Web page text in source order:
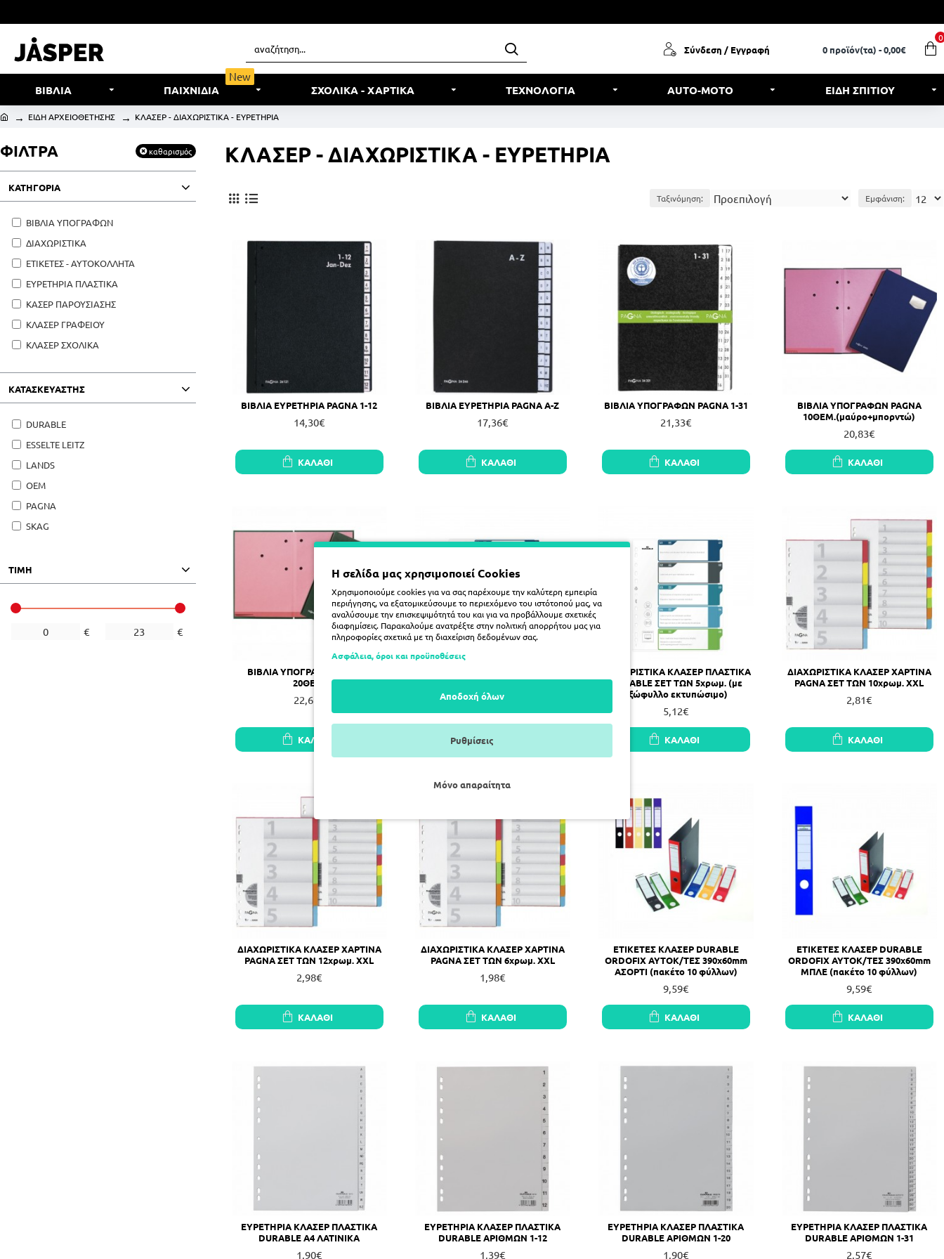
Σύνδεση / Εγγραφή 0 προϊόν(τα) - 0,00€
0
ΒΙΒΛΙΑ ΠΑΙΧΝΙΔΙΑ
New
ΣΧΟΛΙΚΑ - ΧΑΡΤΙΚΑ ΤΕΧΝΟΛΟΓΙΑ AUTO-MOTO ΕΙΔΗ ΣΠΙΤΙΟΥ
ΕΙΔΗ ΑΡΧΕΙΟΘΕΤΗΣΗΣ ΚΛΑΣΕΡ - ΔΙΑΧΩΡΙΣΤΙΚΑ - ΕΥΡΕΤΗΡΙΑ
ΦΙΛΤΡΑ καθαρισμός
ΤΙΜΗ
€ €
ΚΑΤΗΓΟΡΙΑ
ΒΙΒΛΙΑ ΥΠΟΓΡΑΦΩΝ
ΔΙΑΧΩΡΙΣΤΙΚΑ
ΕΤΙΚΕΤΕΣ - ΑΥΤΟΚΟΛΛΗΤΑ
ΕΥΡΕΤΗΡΙΑ ΠΛΑΣΤΙΚΑ
ΚΑΣΕΡ ΠΑΡΟΥΣΙΑΣΗΣ
ΚΛΑΣΕΡ ΓΡΑΦΕΙΟΥ
ΚΛΑΣΕΡ ΣΧΟΛΙΚΑ
ΚΑΤΑΣΚΕΥΑΣΤΗΣ
DURABLE
ESSELTE LEITZ
LANDS
OEM
PAGNA
SKAG
ΚΛΑΣΕΡ - ΔΙΑΧΩΡΙΣΤΙΚΑ - ΕΥΡΕΤΗΡΙΑ
Ταξινόμηση: Εμφάνιση:
ΒΙΒΛΙΑ ΕΥΡΕΤΗΡΙΑ PAGNA 1-12
14,30€
ΚΑΛΆΘΙ
ΒΙΒΛΙΑ ΕΥΡΕΤΗΡΙΑ PAGNA A-Z
17,36€
ΚΑΛΆΘΙ
ΒΙΒΛΙΑ ΥΠΟΓΡΑΦΩΝ PAGNA 1-31
21,33€
ΚΑΛΆΘΙ
ΒΙΒΛΙΑ ΥΠΟΓΡΑΦΩΝ PAGNA
10ΘΕΜ.(μαύρο+μπορντώ)
20,83€
ΚΑΛΆΘΙ
ΒΙΒΛΙΑ ΥΠΟΓΡΑΦΩΝ PAGNA
20ΘΕΜ.
22,65€
ΚΑΛΆΘΙ
DURABLE ΣΕΤ ΤΩΝ 10χρωμ. (με
εξώφυλλο εκτυπώσιμο)
8,10€
ΚΑΛΆΘΙ
ΔΙΑΧΩΡΙΣΤΙΚΑ ΚΛΑΣΕΡ ΠΛΑΣΤΙΚΑ
DURABLE ΣΕΤ ΤΩΝ 5χρωμ. (με
εξώφυλλο εκτυπώσιμο)
5,12€
ΚΑΛΆΘΙ
ΔΙΑΧΩΡΙΣΤΙΚΑ ΚΛΑΣΕΡ ΧΑΡΤΙΝΑ
PAGNA ΣΕΤ ΤΩΝ 10χρωμ. XXL
2,81€
ΚΑΛΆΘΙ
ΔΙΑΧΩΡΙΣΤΙΚΑ ΚΛΑΣΕΡ ΧΑΡΤΙΝΑ
PAGNA ΣΕΤ ΤΩΝ 12χρωμ. XXL
2,98€
ΚΑΛΆΘΙ
ΔΙΑΧΩΡΙΣΤΙΚΑ ΚΛΑΣΕΡ ΧΑΡΤΙΝΑ
PAGNA ΣΕΤ ΤΩΝ 6χρωμ. XXL
1,98€
ΚΑΛΆΘΙ
ΕΤΙΚΕΤΕΣ ΚΛΑΣΕΡ DURABLE
ORDOFIX ΑΥΤΟΚ/ΤΕΣ 390x60mm
ΑΣΟΡΤΙ (πακέτο 10 φύλλων)
9,59€
ΚΑΛΆΘΙ
ΕΤΙΚΕΤΕΣ ΚΛΑΣΕΡ DURABLE
ORDOFIX ΑΥΤΟΚ/ΤΕΣ 390x60mm
ΜΠΛΕ (πακέτο 10 φύλλων)
9,59€
ΚΑΛΆΘΙ
ΕΥΡΕΤΗΡΙΑ ΚΛΑΣΕΡ ΠΛΑΣΤΙΚΑ
DURABLE Α4 ΛΑΤΙΝΙΚΑ
1,90€
ΕΥΡΕΤΗΡΙΑ ΚΛΑΣΕΡ ΠΛΑΣΤΙΚΑ
DURABLE ΑΡΙΘΜΩΝ 1-12
1,39€
ΕΥΡΕΤΗΡΙΑ ΚΛΑΣΕΡ ΠΛΑΣΤΙΚΑ
DURABLE ΑΡΙΘΜΩΝ 1-20
1,90€
ΕΥΡΕΤΗΡΙΑ ΚΛΑΣΕΡ ΠΛΑΣΤΙΚΑ
DURABLE ΑΡΙΘΜΩΝ 1-31
2,57€
Η σελίδα μας χρησιμοποιεί Cookies
Χρησιμοποιούμε cookies για να σας παρέχουμε την καλύτερη εμπειρία
περιήγησης, να εξατομικεύσουμε το περιεχόμενο του ιστότοπού μας, να
αναλύσουμε την επισκεψιμότητά του και για να προβάλλουμε σχετικές
διαφημίσεις. Παρακαλούμε ανατρέξτε στην πολιτική απορρήτου μας για
πληροφορίες σχετικά με τη διαχείριση δεδομένων σας.
Ασφάλεια, όροι και προϋποθέσεις
Αποδοχή όλων
Ρυθμίσεις
Μόνο απαραίτητα